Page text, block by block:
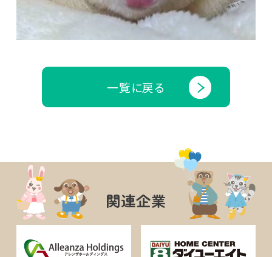
一覧に戻る
関連企業